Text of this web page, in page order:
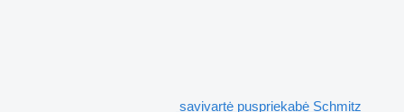
savivartė puspriekabė Schmitz